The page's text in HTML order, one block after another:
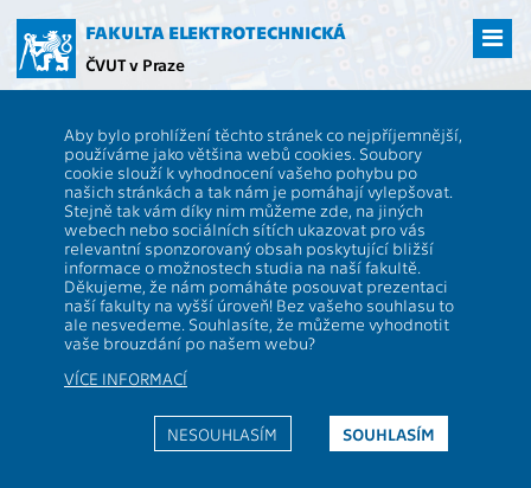
hlavní
obsah
FAKULTA ELEKTROTECHNICKÁ
ČVUT v Praze
Aby bylo prohlížení těchto stránek co nejpříjemnější,
používáme jako většina webů cookies. Soubory
cookie slouží k vyhodnocení vašeho pohybu po
našich stránkách a tak nám je pomáhají vylepšovat.
Stejně tak vám díky nim můžeme zde, na jiných
webech nebo sociálních sítích ukazovat pro vás
relevantní sponzorovaný obsah poskytující bližší
informace o možnostech studia na naší fakultě.
Děkujeme, že nám pomáháte posouvat prezentaci
naší fakulty na vyšší úroveň! Bez vašeho souhlasu to
ale nesvedeme. Souhlasíte, že můžeme vyhodnotit
vaše brouzdání po našem webu?
VÍCE INFORMACÍ
SOUHLASÍM
NESOUHLASÍM
B2M34EZS
B2M34EZS Elektronické zabezpečovací systémy
Rozsah výuky:
Katedra:
13134 Jazyk výuky:
CS
Garanti:
Zakončení:
Přednášející:
Kreditů:
5
Cvičící:
Semestr: Z
Webová stránka:
https://moodle.fel.cvut.cz/course/view.php?id=2397